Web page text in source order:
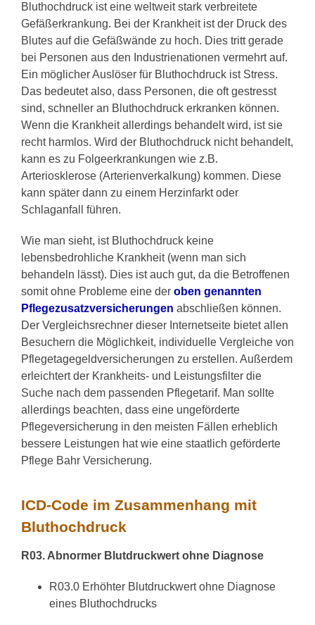
Bluthochdruck ist eine weltweit stark verbreitete
Gefäßerkrankung. Bei der Krankheit ist der Druck des
Blutes auf die Gefäßwände zu hoch. Dies tritt gerade
bei Personen aus den Industrienationen vermehrt auf.
Ein möglicher Auslöser für Bluthochdruck ist Stress.
Das bedeutet also, dass Personen, die oft gestresst
sind, schneller an Bluthochdruck erkranken können.
Wenn die Krankheit allerdings behandelt wird, ist sie
recht harmlos. Wird der Bluthochdruck nicht behandelt,
kann es zu Folgeerkrankungen wie z.B.
Arteriosklerose (Arterienverkalkung) kommen. Diese
kann später dann zu einem Herzinfarkt oder
Schlaganfall führen.
Wie man sieht, ist Bluthochdruck keine
lebensbedrohliche Krankheit (wenn man sich
behandeln lässt). Dies ist auch gut, da die Betroffenen
somit ohne Probleme eine der oben genannten
Pflegezusatzversicherungen abschließen können.
Der Vergleichsrechner dieser Internetseite bietet allen
Besuchern die Möglichkeit, individuelle Vergleiche von
Pflegetagegeldversicherungen zu erstellen. Außerdem
erleichtert der Krankheits- und Leistungsfilter die
Suche nach dem passenden Pflegetarif. Man sollte
allerdings beachten, dass eine ungeförderte
Pflegeversicherung in den meisten Fällen erheblich
bessere Leistungen hat wie eine staatlich geförderte
Pflege Bahr Versicherung.
ICD-Code im Zusammenhang mit
Bluthochdruck
R03. Abnormer Blutdruckwert ohne Diagnose
R03.0 Erhöhter Blutdruckwert ohne Diagnose
eines Bluthochdrucks